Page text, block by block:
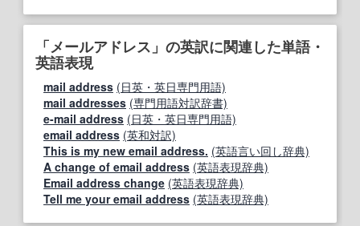
「メールアドレス」の英訳に関連した単語・
英語表現
mail address (日英・英日専門用語)
mail addresses (専門用語対訳辞書)
e-mail address (日英・英日専門用語)
email address (英和対訳)
This is my new email address. (英語言い回し辞典)
A change of email address (英語表現辞典)
Email address change (英語表現辞典)
Tell me your email address (英語表現辞典)